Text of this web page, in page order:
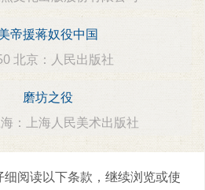
帝援蒋奴役中国
北京：人民出版社
磨坊之役
：上海人民美术出版社
细阅读以下条款，继续浏览或使